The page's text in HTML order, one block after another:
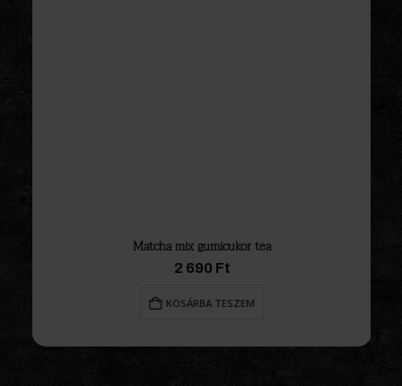
Matcha mix gumicukor tea
2 690 Ft
KOSÁRBA TESZEM